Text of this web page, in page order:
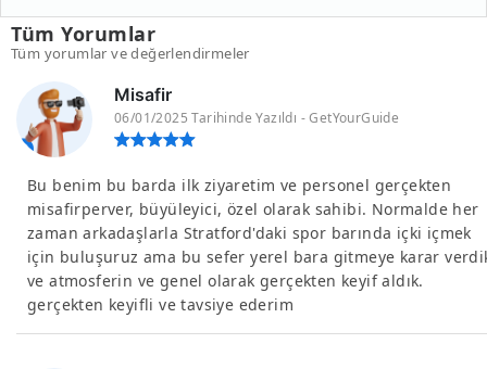
Tüm Yorumlar
Tüm yorumlar ve değerlendirmeler
Misafir
06/01/2025 Tarihinde Yazıldı - GetYourGuide
Bu benim bu barda ilk ziyaretim ve personel gerçekten
misafirperver, büyüleyici, özel olarak sahibi. Normalde her
zaman arkadaşlarla Stratford'daki spor barında içki içmek
için buluşuruz ama bu sefer yerel bara gitmeye karar
ve atmosferin ve genel olarak gerçekten keyif aldık.
gerçekten keyifli ve tavsiye ederim